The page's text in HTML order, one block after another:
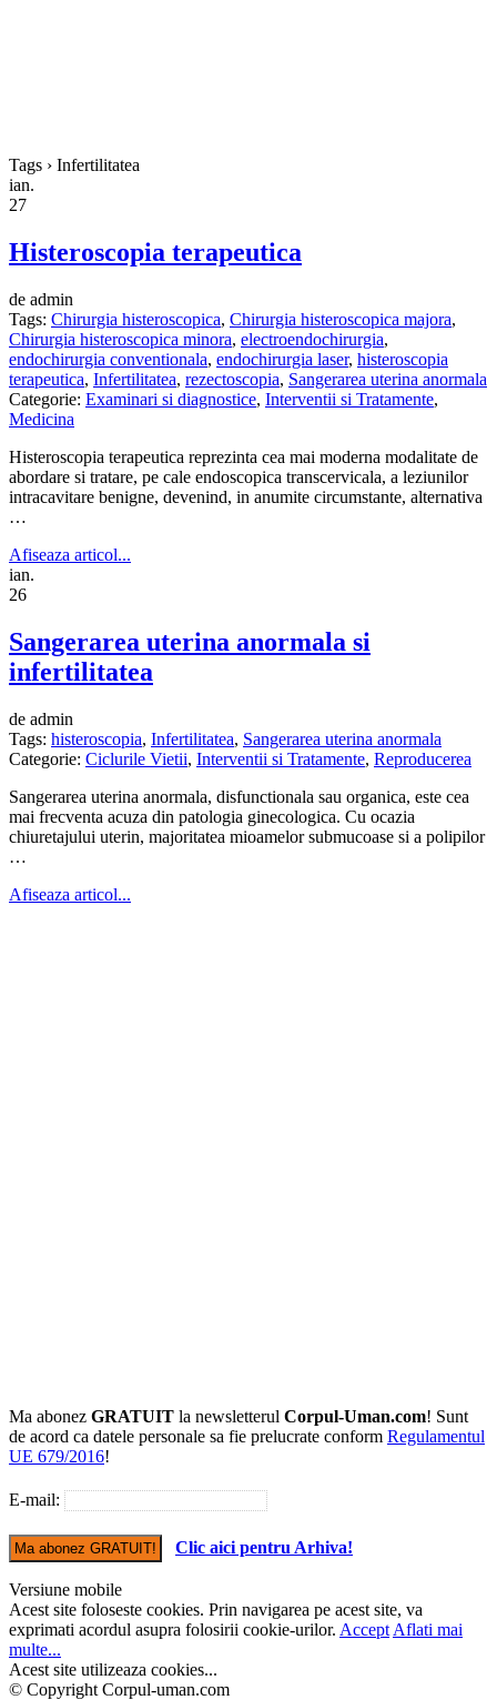
Tags › Infertilitatea
ian.
27
Histeroscopia terapeutica
de admin
Tags: Chirurgia histeroscopica, Chirurgia histeroscopica majora,
Chirurgia histeroscopica minora, electroendochirurgia,
endochirurgia conventionala, endochirurgia laser, histeroscopia
terapeutica, Infertilitatea, rezectoscopia, Sangerarea uterina anormala
Categorie: Examinari si diagnostice, Interventii si Tratamente,
Medicina
Histeroscopia terapeutica reprezinta cea mai moderna modalitate de
abordare si tratare, pe cale endoscopica transcervicala, a leziunilor
intracavitare benigne, devenind, in anumite circumstante, alternativa
…
Afiseaza articol...
ian.
26
Sangerarea uterina anormala si
infertilitatea
de admin
Tags: histeroscopia, Infertilitatea, Sangerarea uterina anormala
Categorie: Ciclurile Vietii, Interventii si Tratamente, Reproducerea
Sangerarea uterina anormala, disfunctionala sau organica, este cea
mai frecventa acuza din patologia ginecologica. Cu ocazia
chiuretajului uterin, majoritatea mioamelor submucoase si a polipilor
…
Afiseaza articol...
Ma abonez GRATUIT la newsletterul Corpul-Uman.com! Sunt
de acord ca datele personale sa fie prelucrate conform Regulamentul
UE 679/2016!
E-mail:
Clic aici pentru Arhiva!
Versiune mobile
Acest site foloseste cookies. Prin navigarea pe acest site, va
exprimati acordul asupra folosirii cookie-urilor. Accept Aflati mai
multe...
Acest site utilizeaza cookies...
© Copyright Corpul-uman.com